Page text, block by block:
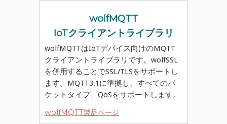
wolfMQTT
IoTクライアントライブラリ
wolfMQTTはIoTデバイス向けのMQTT
クライアントライブラリです。wolfSSL
を併用することでSSL/TLSをサポートし
ます。MQTT3.1に準拠し、すべてのパ
ケットタイプ、QoSをサポートします。
wolfMQTT製品ページ